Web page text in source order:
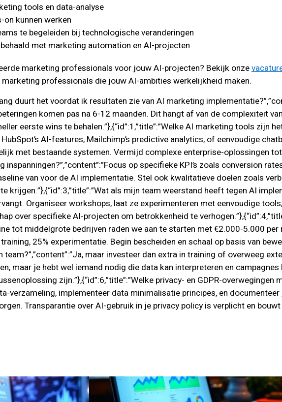
tools en data-analyse
kunnen werken
te begeleiden bij technologische veranderingen
met marketing automation en AI-projecten
marketing professionals voor jouw AI-projecten? Bekijk onze
marketing professionals die jouw AI-ambities werkelijkheid maken.
duurt het voordat ik resultaten zie van AI marketing
komen pas na 6-12 maanden. Dit hangt af van de complexiteit
eerste wins te behalen.”},{“id”:1,”title”:”Welke AI marketing tools zijn
AI-features, Mailchimp’s predictive analytics, of eenvoudige
met bestaande systemen. Vermijd complexe enterprise-oplossingen
op specifieke KPI’s zoals conversion
van voor de AI implementatie. Stel ook kwalitatieve doelen zoals
krijgen.”},{“id”:3,”title”:”Wat als mijn team weerstand heeft tegen AI
Organiseer workshops, laat ze experimenteren met eenvoudige
over specifieke AI-projecten om betrokkenheid te
tot middelgrote bedrijven raden we aan te starten met €2.000-5.000
25% experimentatie. Begin bescheiden en schaal op basis van
maar investeer dan extra in training of overweeg
maar je hebt wel iemand nodig die data kan interpreteren en
zijn.”},{“id”:6,”title”:”Welke privacy- en GDPR-
verzameling, implementeer data minimalisatie principes, en
Transparantie over AI-gebruik in je privacy policy is verplicht en